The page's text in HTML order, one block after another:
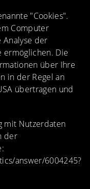
"Cookies".
Computer
der
ermöglichen. Die
über Ihre
in der Regel an
übertragen und
mit Nutzerdaten
der
answer/6004245?